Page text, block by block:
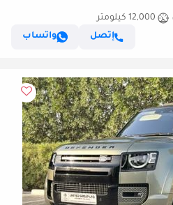
12,000 كيلومتر
إتصل
واتساب